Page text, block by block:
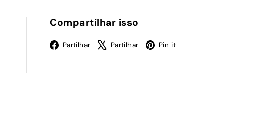
Compartilhar isso
Partilhar Facebook
Partilhar X Pin it